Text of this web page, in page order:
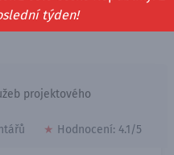
týden!
projektového
★ Hodnocení: 4.1/5